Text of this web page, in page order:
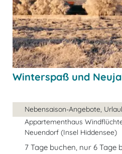
Winterspaß und
Nebensaison-Angebote,
Appartementhaus
Neuendorf (Insel Hiddensee)
7 Tage buchen, nur 6 Tage